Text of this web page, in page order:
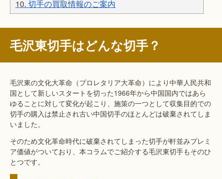
10. 切手の買取情報のご案内
毛沢東切手はどんな切手？
毛沢東の文化大革命（プロレタリア大革命）により中華人民共和
国として新しいスタートを切った1966年から中国国内ではあら
ゆることに対して変化が起こり、施策の一つとして収集目的での
切手の購入は禁止され古い中国切手のほとんどは破棄されてしま
いました。
そのため文化革命時代に破棄されてしまった切手が軒並みプレミ
ア価値がついており、本コラムでご紹介する毛沢東切手もそのひ
とつです。